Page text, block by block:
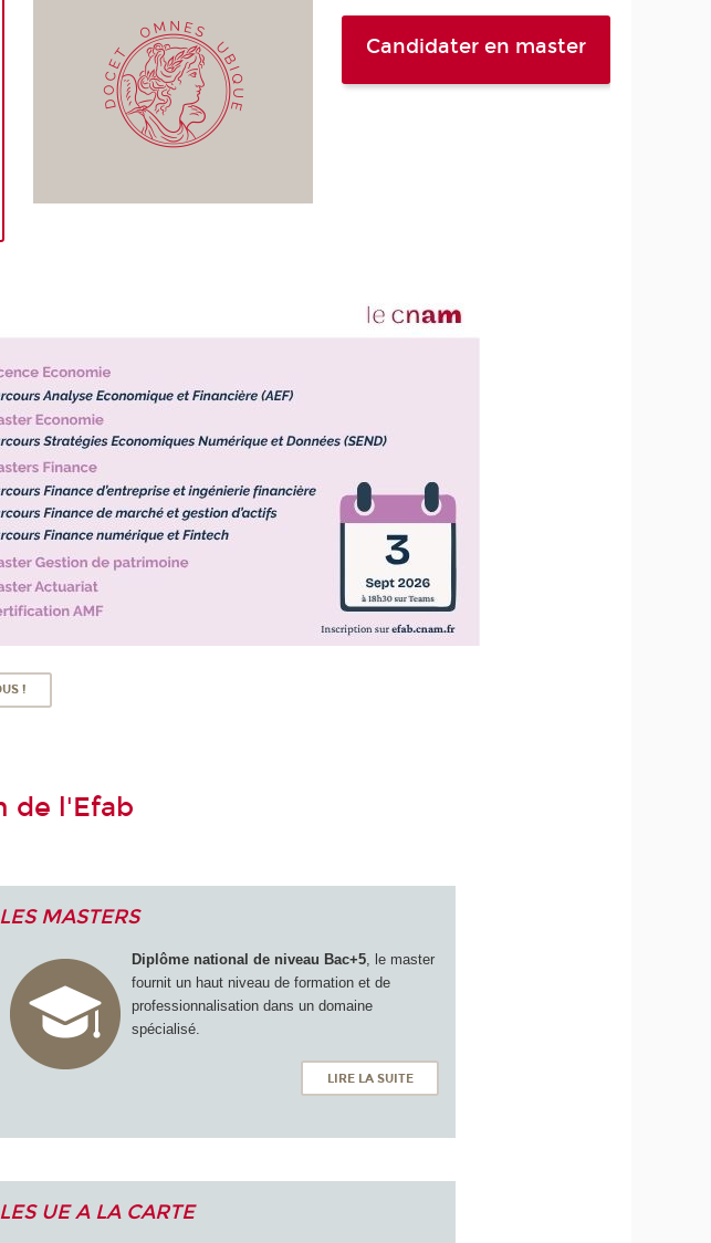
Candidater en master
!
de l'Efab
LES MASTERS
Diplôme national de niveau Bac+5, le master
fournit un haut niveau de formation et de
professionnalisation dans un domaine
spécialisé.
LIRE LA SUITE
LES UE A LA CARTE